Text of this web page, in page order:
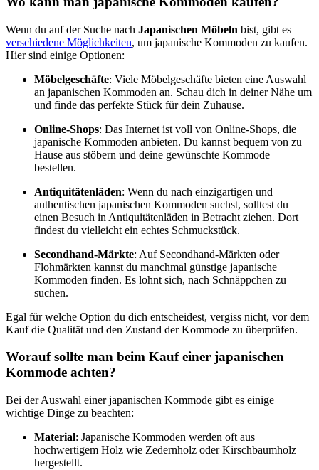
Wenn du auf der Suche nach Japanischen Möbeln bist, gibt es
verschiedene Möglichkeiten, um japanische Kommoden zu kaufen.
Hier sind einige Optionen:
Möbelgeschäfte: Viele Möbelgeschäfte bieten eine Auswahl
an japanischen Kommoden an. Schau dich in deiner Nähe um
und finde das perfekte Stück für dein Zuhause.
Online-Shops: Das Internet ist voll von Online-Shops, die
japanische Kommoden anbieten. Du kannst bequem von zu
Hause aus stöbern und deine gewünschte Kommode
bestellen.
Antiquitätenläden: Wenn du nach einzigartigen und
authentischen japanischen Kommoden suchst, solltest du
einen Besuch in Antiquitätenläden in Betracht ziehen. Dort
findest du vielleicht ein echtes Schmuckstück.
Secondhand-Märkte: Auf Secondhand-Märkten oder
Flohmärkten kannst du manchmal günstige japanische
Kommoden finden. Es lohnt sich, nach Schnäppchen zu
suchen.
Egal für welche Option du dich entscheidest, vergiss nicht, vor dem
Kauf die Qualität und den Zustand der Kommode zu überprüfen.
Worauf sollte man beim Kauf einer japanischen
Kommode achten?
Bei der Auswahl einer japanischen Kommode gibt es einige
wichtige Dinge zu beachten:
Material: Japanische Kommoden werden oft aus
hochwertigem Holz wie Zedernholz oder Kirschbaumholz
hergestellt.